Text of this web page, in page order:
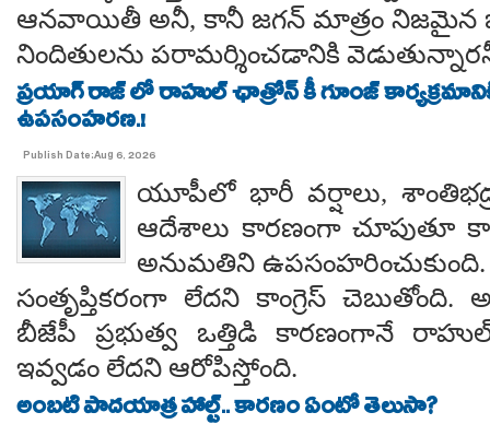
ఆనవాయితీ అనీ, కానీ జగన్ మాత్రం నిజమైన
నిందితులను పరామర్శించడానికి
ప్రయాగ్ రాజ్ లో రాహుల్ ఛాత్రోన్ కీ గూంజ్
ఉపసంహరణ.!
Publish Date:Aug 6, 2026
యూపీలో భారీ వర్షాలు,
ఆదేశాలు కారణంగా చూపుతూ
అనుమతిని
సంతృప్తికరంగా లేదని కాంగ్రెస్ చెబుతోంది.
బీజేపీ ప్రభుత్వ ఒత్తిడి కారణంగానే
ఇవ్వడం లేదని ఆరోపిస్తోంది.
అంబటి పాదయాత్ర హాల్ట్.. కారణం ఏంటో తెలుసా?